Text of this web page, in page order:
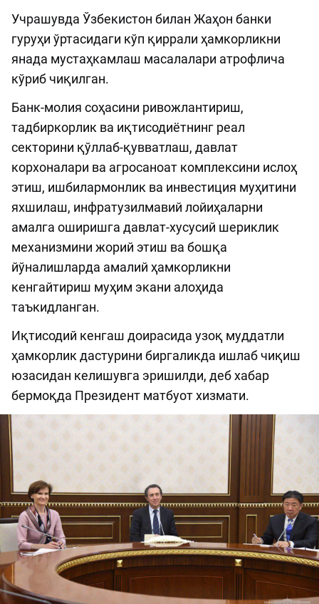
Учрашувда Ўзбекистон билан Жаҳон банки
гуруҳи ўртасидаги кўп қиррали ҳамкорликни
янада мустаҳкамлаш масалалари атрофлича
кўриб чиқилган.
Банк-молия соҳасини ривожлантириш,
тадбиркорлик ва иқтисодиётнинг реал
секторини қўллаб-қувватлаш, давлат
корхоналари ва агросаноат комплексини ислоҳ
этиш, ишбилармонлик ва инвестиция муҳитини
яхшилаш, инфратузилмавий лойиҳаларни
амалга оширишга давлат-хусусий шериклик
механизмини жорий этиш ва бошқа
йўналишларда амалий ҳамкорликни
кенгайтириш муҳим экани алоҳида
таъкидланган.
Иқтисодий кенгаш доирасида узоқ муддатли
ҳамкорлик дастурини биргаликда ишлаб чиқиш
юзасидан келишувга эришилди, деб хабар
бермоқда Президент матбуот хизмати.